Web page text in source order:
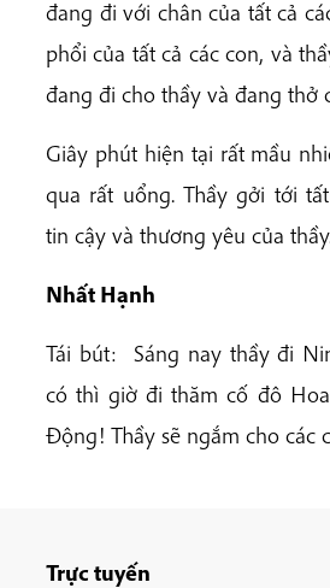
đang đi với chân của tất cả
phổi của tất cả các con, và
đang đi cho thầy và đang thở
Giây phút hiện tại rất mầu
qua rất uổng. Thầy gởi tới
tin cậy và thương yêu của
Nhất Hạnh
Tái bút: Sáng nay thầy đi
có thì giờ đi thăm cố đô
Động! Thầy sẽ ngắm cho các
Trực tuyến